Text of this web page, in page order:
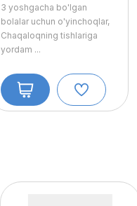
3 yoshgacha bo'lgan
bolalar uchun o'yinchoqlar,
Chaqaloqning tishlariga
yordam ...